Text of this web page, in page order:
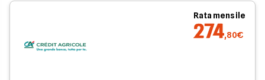
Rata mensile
274,80€